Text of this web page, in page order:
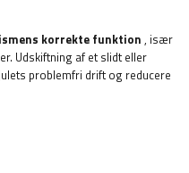
korrekte funktion , især
Udskiftning af et slidt eller
problemfri drift og reducere